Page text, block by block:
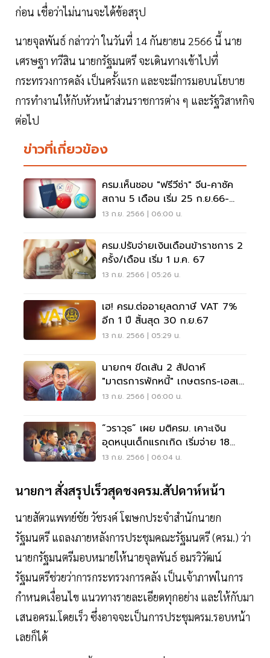
ก่อน เชื่อว่าไม่นานจะได้ข้อสรุป
นายจุลพันธ์ กล่าวว่า ในวันที่ 14 กันยายน 2566 นี้ นาย
เศรษฐา ทวีสิน นายกรัฐมนตรี จะเดินทางเข้าไปที่
กระทรวงการคลัง เป็นครั้งแรก และจะมีการมอบนโยบาย
การทำงานให้กับหัวหน้าส่วนราชการต่าง ๆ และรัฐวิสาหกิจ
ต่อไป
ข่าวที่เกี่ยวข้อง
ครม.เห็นชอบ "ฟรีวีซ่า" จีน-คาซัค
สถาน 5 เดือน เริ่ม 25 ก.ย.66-
29ก.พ.67
13 ก.ย. 2566 | 06:00 น.
ครม.ปรับจ่ายเงินเดือนข้าราชการ 2
ครั้ง/เดือน เริ่ม 1 ม.ค. 67
13 ก.ย. 2566 | 05:26 น.
เฮ! ครม.ต่ออายุลดภาษี VAT 7%
อีก 1 ปี สิ้นสุด 30 ก.ย.67
13 ก.ย. 2566 | 05:29 น.
นายกฯ ขีดเส้น 2 สัปดาห์
"มาตรการพักหนี้" เกษตรกร-เอสเอ็
มอี ชงครม.
13 ก.ย. 2566 | 06:00 น.
“วราวุธ” เผย มติครม. เคาะเงิน
อุดหนุนเด็กแรกเกิด เริ่มจ่าย 18
ก.ย. 66
13 ก.ย. 2566 | 06:04 น.
นายกฯ สั่งสรุปเร็วสุดชงครม.สัปดาห์หน้า
นายสัตวแพทย์ชัย วัชรงค์ โฆษกประจำสำนักนายก
รัฐมนตรี แถลงภายหลังการประชุมคณะรัฐมนตรี (ครม.) ว่า
นายกรัฐมนตรีมอบหมายให้นายจุลพันธ์ อมรวิวัฒน์
รัฐมนตรีช่วยว่าการกระทรวงการคลัง เป็นเจ้าภาพในการ
กำหนดเงื่อนไข แนวทางรายละเอียดทุกอย่าง และให้กับมา
เสนอครม.โดยเร็ว ซึ่งอาจจะเป็นการประชุมครม.รอบหน้า
เลยก็ได้